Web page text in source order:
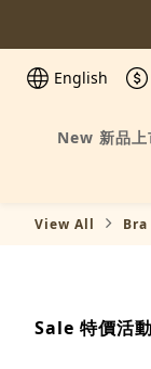
English
New 新品上
View All Bra
Sale 特價活